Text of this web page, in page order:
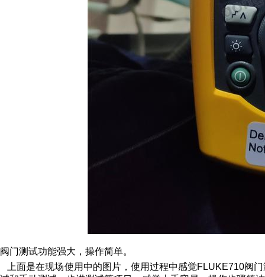
阀门测试功能强大，操作简单。
上面是在现场使用中的图片，使用过程中感觉FLUKE710阀